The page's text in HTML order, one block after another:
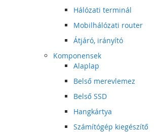
Hálózati terminál
Mobilhálózati router
Átjáró, irányító
Komponensek
Alaplap
Belső merevlemez
Belső SSD
Hangkártya
Számítógép kiegészítő